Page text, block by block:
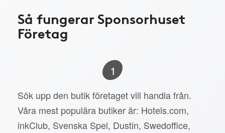
Så fungerar Sponsorhuset
Företag
1
Sök upp den butik företaget vill handla från.
Våra mest populära butiker är: Hotels.com,
inkClub, Svenska Spel, Dustin, Swedoffice,